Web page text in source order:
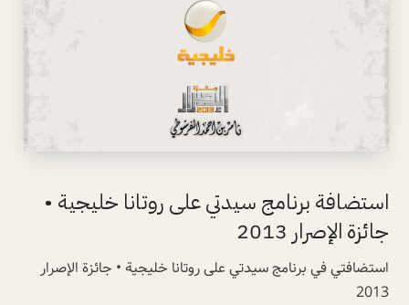
استضافة برنامج سيدتي على روتانا خليجية •
جائزة الإصرار 2013
استضافتي في برنامج سيدتي على روتانا خليجية • جائزة الإصرار
2013